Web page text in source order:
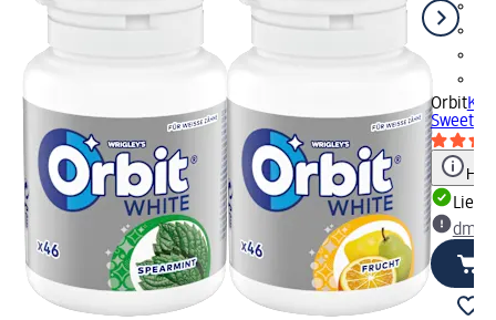
Orbit
Sweet
dm